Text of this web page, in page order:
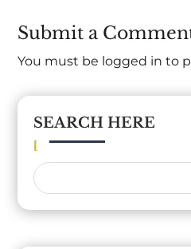
Submit a
You must be logged in to
SEARCH HERE